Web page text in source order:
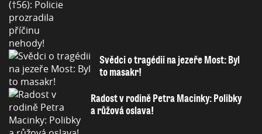
Svědci o tragédii na jezeře Most: Byl
to masakr!
Radost v rodině Petra Macinky: Polibky
a růžová oslava!